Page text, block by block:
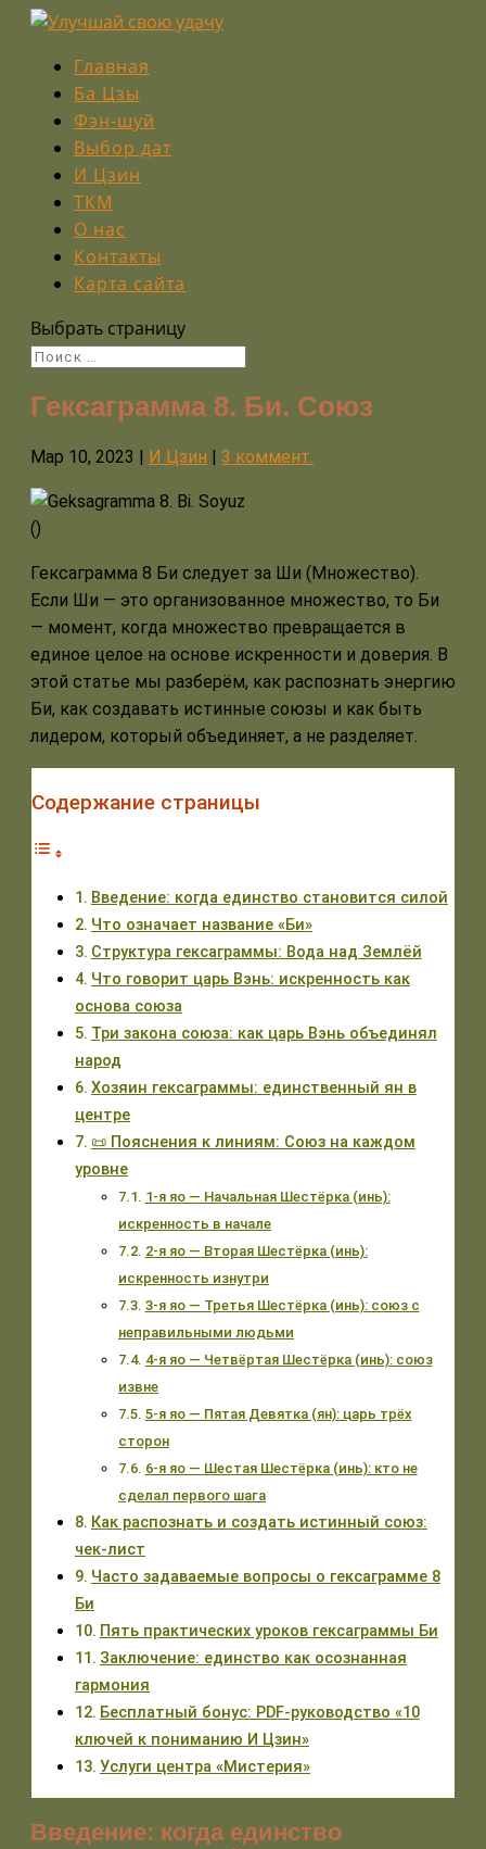
Главная
Ба Цзы
Фэн-шуй
Выбор дат
И Цзин
ТКМ
О нас
Контакты
Карта сайта
Выбрать страницу
Гексаграмма 8. Би. Союз
Мар 10, 2023 И Цзин 3 коммент.
()
Гексаграмма 8 Би следует за Ши (Множество).
Если Ши — это организованное множество, то Би
— момент, когда множество превращается в
единое целое на основе искренности и доверия. В
этой статье мы разберём, как распознать энергию
Би, как создавать истинные союзы и как быть
лидером, который объединяет, а не разделяет.
Содержание страницы
Введение: когда единство становится силой
Что означает название «Би»
Структура гексаграммы: Вода над Землёй
Что говорит царь Вэнь: искренность как
основа союза
Три закона союза: как царь Вэнь объединял
народ
Хозяин гексаграммы: единственный ян в
центре
📜 Пояснения к линиям: Союз на каждом
уровне
1-я яо — Начальная Шестёрка (инь):
искренность в начале
2-я яо — Вторая Шестёрка (инь):
искренность изнутри
3-я яо — Третья Шестёрка (инь): союз с
неправильными людьми
4-я яо — Четвёртая Шестёрка (инь): союз
извне
5-я яо — Пятая Девятка (ян): царь трёх
сторон
6-я яо — Шестая Шестёрка (инь): кто не
сделал первого шага
Как распознать и создать истинный союз:
чек-лист
Часто задаваемые вопросы о гексаграмме 8
Би
Пять практических уроков гексаграммы Би
Заключение: единство как осознанная
гармония
Бесплатный бонус: PDF-руководство «10
ключей к пониманию И Цзин»
Услуги центра «Мистерия»
Введение: когда единство